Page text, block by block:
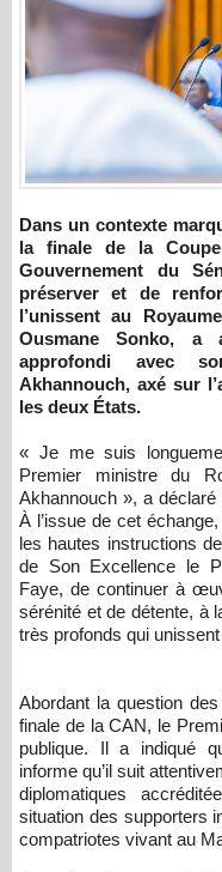
Dans un contexte marqué par des tensions consécutives à
la finale de la
Gouvernement du
préserver et de
l’unissent au
Ousmane Sonko, a
approfondi avec
Akhannouch, axé sur
les deux États.
« Je me suis
Premier ministre du
Akhannouch », a
À l’issue de cet
les hautes instructions
de Son Excellence le
Faye, de continuer à
sérénité et de détente, à
très profonds qui
Abordant la question
finale de la CAN, le
publique. Il a indiqué
informe qu’il suit
diplomatiques
situation des supporters
compatriotes vivant au